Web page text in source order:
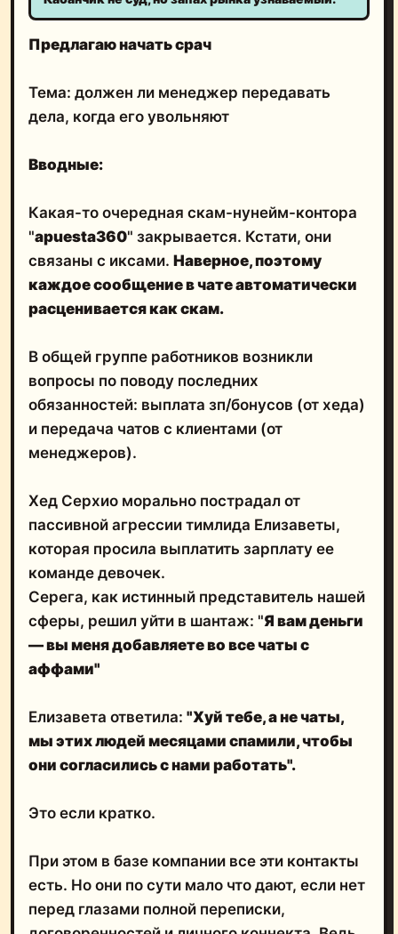
Предлагаю начать срач
Тема: должен ли менеджер передавать
дела, когда его увольняют
Вводные:
Какая-то очередная скам-нунейм-контора
"apuesta360" закрывается. Кстати, они
связаны с иксами. Наверное, поэтому
каждое сообщение в чате автоматически
расценивается как скам.
В общей группе работников возникли
вопросы по поводу последних
обязанностей: выплата зп/бонусов (от хеда)
и передача чатов с клиентами (от
менеджеров).
Хед Серхио морально пострадал от
пассивной агрессии тимлида Елизаветы,
которая просила выплатить зарплату ее
команде девочек.
Серега, как истинный представитель нашей
сферы, решил уйти в шантаж: "Я вам деньги
— вы меня добавляете во все чаты с
аффами"
Елизавета ответила: "Хуй тебе, а не чаты,
мы этих людей месяцами спамили, чтобы
они согласились с нами работать".
Это если кратко.
При этом в базе компании все эти контакты
есть. Но они по сути мало что дают, если нет
перед глазами полной переписки,